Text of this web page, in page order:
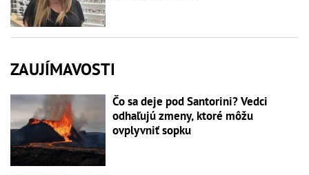
ZAUJÍMAVOSTI
Čo sa deje pod Santorini? Vedci
odhaľujú zmeny, ktoré môžu
ovplyvniť sopku